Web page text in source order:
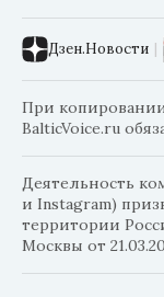
Дзен.Новости |
При
BalticVoice.ru
Деятельность
и Instagram)
территории
Москвы от